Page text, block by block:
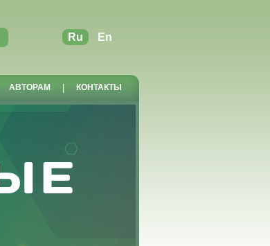
Ru En
АВТОРАМ КОНТАКТЫ